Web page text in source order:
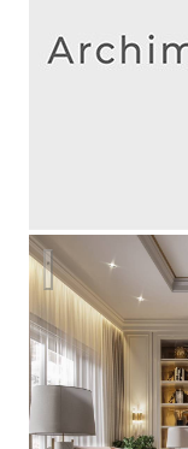
Стиль студии